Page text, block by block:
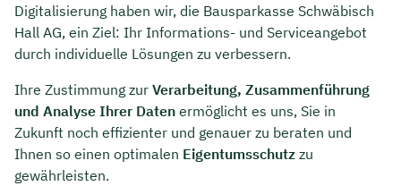
Kontakt
Digitalisierung haben wir, die Bausparkasse Schwäbisch
Hall AG, ein Ziel: Ihr Informations- und Serviceangebot
durch individuelle Lösungen zu verbessern.
Ihre Zustimmung zur Verarbeitung, Zusammenführung
und Analyse Ihrer Daten ermöglicht es uns, Sie in
Zukunft noch effizienter und genauer zu beraten und
Ihnen so einen optimalen Eigentumsschutz zu
gewährleisten.